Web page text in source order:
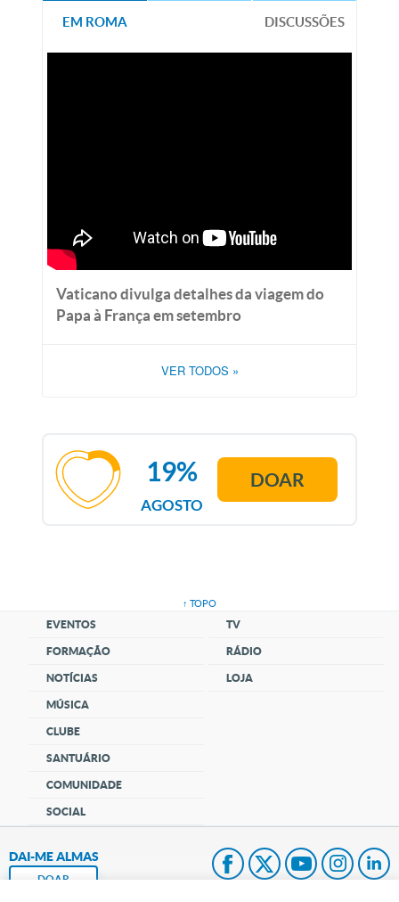
EM ROMA DISCUSSÕES
Vaticano divulga detalhes da viagem do
Papa à França em setembro
VER TODOS »
AGOSTO
19% DOAR
↑ TOPO
EVENTOS
FORMAÇÃO
NOTÍCIAS
MÚSICA
CLUBE
SANTUÁRIO
COMUNIDADE
SOCIAL
TV
RÁDIO
LOJA
DAI-ME ALMAS
DOAR